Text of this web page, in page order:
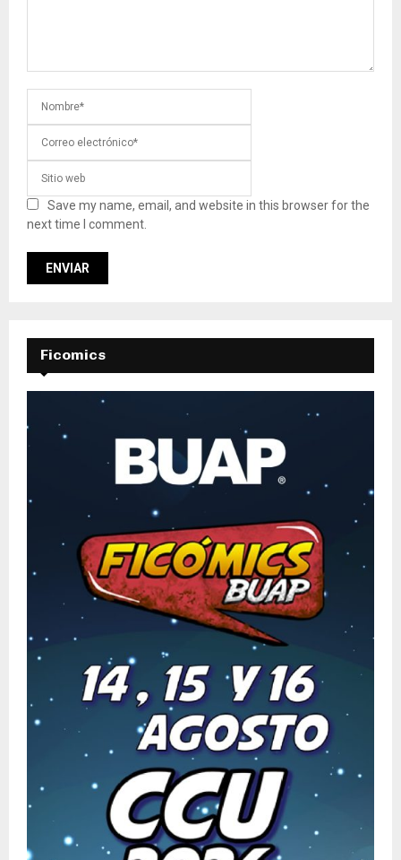
Save my name, email, and website in this browser for the
next time I comment.
Ficomics